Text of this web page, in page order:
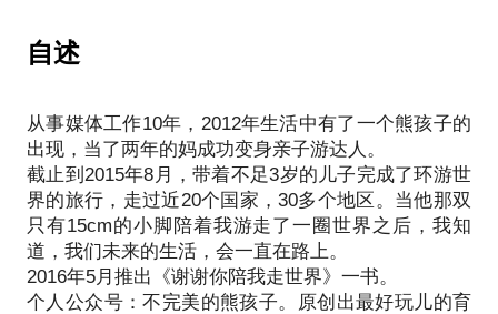
个轻松欢乐的环境下互相交流，一同分享，一同成
长。孩子们也能体验到父母真诚的陪伴和无声的爱。
文化的亲子游？在我31岁这一年，带着不到3岁的孩
子完成了环球旅行，在触及过世界上30多个地区后，
我可以与你分享的是：
你多大的孩子可以开启第一场旅行；
如何享受一次单纯的亲子游；
如何选择目的地；
带多少行李最稳妥；
自述
从事媒体工作10年，2012年生活中有了一个熊孩子的
出现，当了两年的妈成功变身亲子游达人。
截止到2015年8月，带着不足3岁的儿子完成了环游世
界的旅行，走过近20个国家，30多个地区。当他那双
只有15cm的小脚陪着我游走了一圈世界之后，我知
道，我们未来的生活，会一直在路上。
2016年5月推出《谢谢你陪我走世界》一书。
个人公众号：不完美的熊孩子。原创出最好玩儿的育